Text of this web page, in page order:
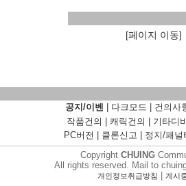
[페이지 이동]
공지/이벤 다크모드 건의사
작품건의
캐릭건의 기타디
PC버전
클론신고 정지/패널
Copyright CHUING
All rights reserved. Mail to
개인정보취급방침 게시